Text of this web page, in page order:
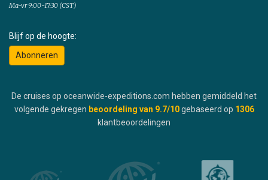
Ma-vr 9:00-17:30 (CST)
Blijf op de hoogte:
Abonneren
De cruises op oceanwide-expeditions.com hebben gemiddeld het
volgende gekregen beoordeling van 9.7/10 gebaseerd op 1306
klantbeoordelingen